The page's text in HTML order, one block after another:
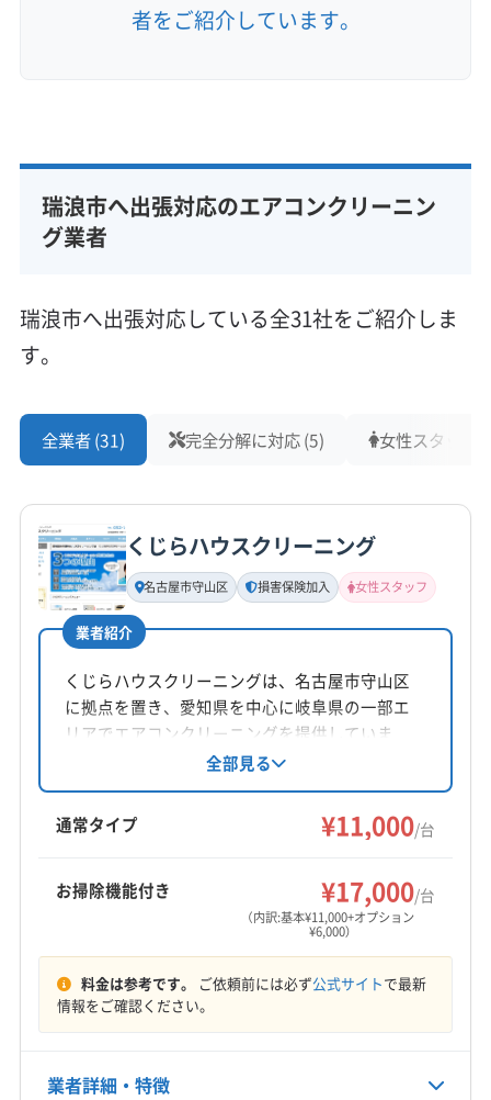
者をご紹介しています。
瑞浪市へ出張対応のエアコンクリーニン
グ業者
瑞浪市へ出張対応している全31社をご紹介しま
す。
全業者 (31) 完全分解に対応 (5) 女性スタッフ
くじらハウスクリーニング
名古屋市守山区 損害保険加入 女性スタッフ
業者紹介
くじらハウスクリーニングは、名古屋市守山区
に拠点を置き、愛知県を中心に岐阜県の一部エ
リアでエアコンクリーニングを提供していま
す。自社対応にこだわり、女性スタッフ同行も
可能です。損害保険加入済みで、作業や仕上が
りに不満があれば無料で追加対応。防カビ・抗
菌コーティングにも対応し、年中無休で9:00～
全部見る
通常タイプ ¥11,000/台
お掃除機能付き ¥17,000/台
（内訳:基本¥11,000+オプション
¥6,000）
料金は参考です。 ご依頼前には必ず公式サイトで最新
情報をご確認ください。
業者詳細・特徴